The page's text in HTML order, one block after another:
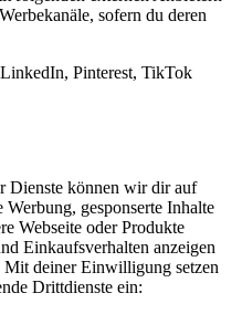
sofern du deren
Pinterest, TikTok
Dienste können wir dir auf
Werbung, gesponserte Inhalte
Webseite oder Produkte
Einkaufsverhalten anzeigen
Mit deiner Einwilligung setzen
Drittdienste ein: